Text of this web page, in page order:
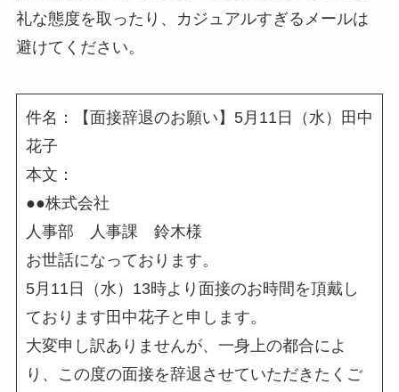
礼な態度を取ったり、カジュアルすぎるメールは
避けてください。
件名：【面接辞退のお願い】5月11日（水）田中
花子
本文：
●●株式会社
人事部 人事課 鈴木様
お世話になっております。
5月11日（水）13時より面接のお時間を頂戴し
ております田中花子と申します。
大変申し訳ありませんが、一身上の都合によ
り、この度の面接を辞退させていただきたくご